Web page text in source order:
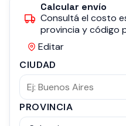
Calcular envío
Consultá el costo
provincia y código
Editar
CIUDAD
PROVINCIA